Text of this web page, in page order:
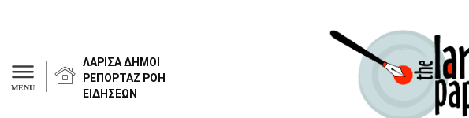
MENU
ΛΑΡΙΣΑ ΔΗΜΟΙ
ΡΕΠΟΡΤΑΖ ΡΟΗ
ΕΙΔΗΣΕΩΝ